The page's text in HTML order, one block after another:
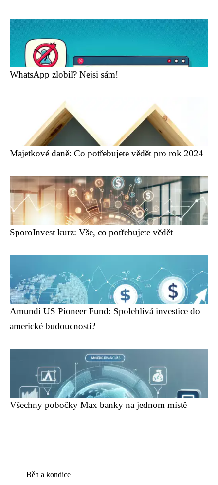
WhatsApp zlobil? Nejsi sám!
Majetkové daně: Co potřebujete vědět pro rok 2024
SporoInvest kurz: Vše, co potřebujete vědět
Amundi US Pioneer Fund: Spolehlivá investice do
americké budoucnosti?
Všechny pobočky Max banky na jednom místě
Běh a kondice